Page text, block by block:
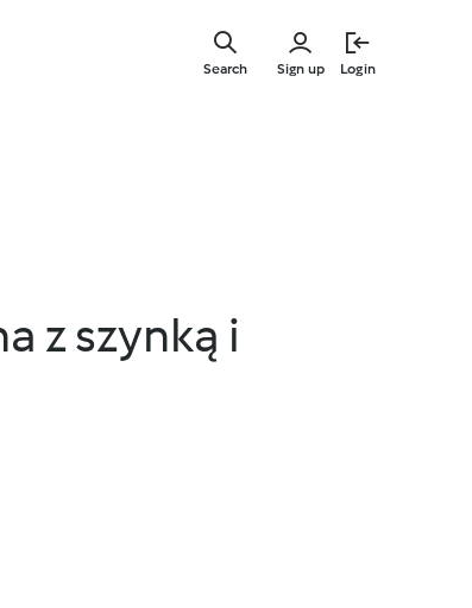
Sign up Login
Search
z szynką i